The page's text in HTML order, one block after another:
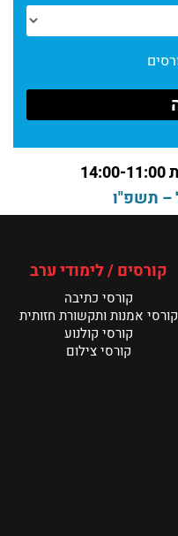
מחלקת הכתיבה
ושירים מתוך ערב שירה
ה־20
משתפות
– תשפ"ו
קורסים / לימודי ערב
קורסי כתיבה
קורסי אמנות ותקשורת חזותית
קורסי קולנוע
קורסי צילום